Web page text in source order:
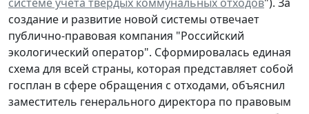
создание и развитие новой системы отвечает
публично-правовая компания "Российский
экологический оператор". Сформировалась единая
схема для всей страны, которая представляет собой
госплан в сфере обращения с отходами, объяснил
заместитель генерального директора по правовым